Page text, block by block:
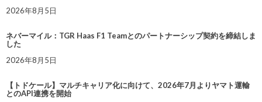
2026年8月5日
ネバーマイル：TGR Haas F1 Teamとのパートナーシップ契約を締結しま
した
2026年8月5日
【トドケール】マルチキャリア化に向けて、2026年7月よりヤマト運輸
とのAPI連携を開始